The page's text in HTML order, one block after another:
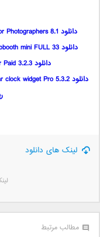
دانلود PlanIt! Pro for Photographers 8.1 برنامه برای عکاسان حرفه ای اندروید
دانلود Photobooth mini FULL 33 برنامه ثبت تصاویر و ویدئو خنده دار اندروید
دانلود Multi Timer Paid 3.2.3 برنامه تایمر چند کاره اندروید
لینک های دانلود
مطالب مرتبط